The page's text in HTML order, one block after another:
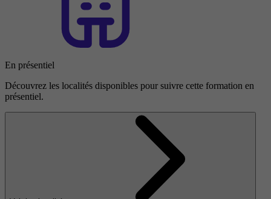
En présentiel
Découvrez les localités disponibles pour suivre cette formation en
présentiel.